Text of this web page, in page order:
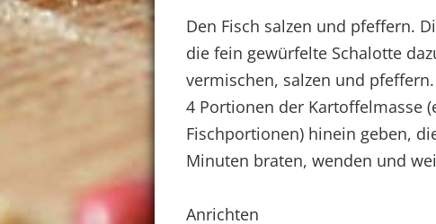
Den Fisch salzen und pfeffern.
die fein gewürfelte Schalotte
vermischen, salzen und
4 Portionen der Kartoffelmasse
Fischportionen) hinein geben,
Minuten braten, wenden und
Anrichten